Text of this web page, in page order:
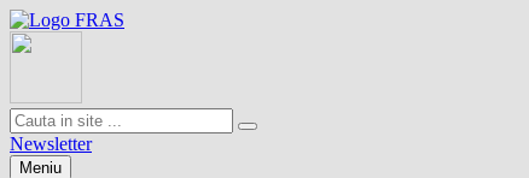
Newsletter
Meniu